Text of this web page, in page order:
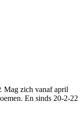
Mag zich vanaf april
En sinds 20-2-22